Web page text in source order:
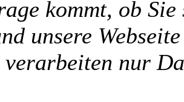
kommt, ob
unsere
nur